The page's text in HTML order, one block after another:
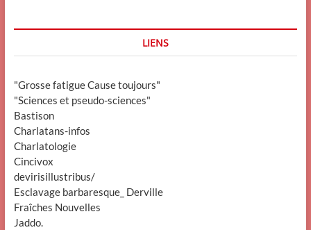
LIENS
"Grosse fatigue Cause toujours"
"Sciences et pseudo-sciences"
Bastison
Charlatans-infos
Charlatologie
Cincivox
devirisillustribus/
Esclavage barbaresque_ Derville
Fraîches Nouvelles
Jaddo.